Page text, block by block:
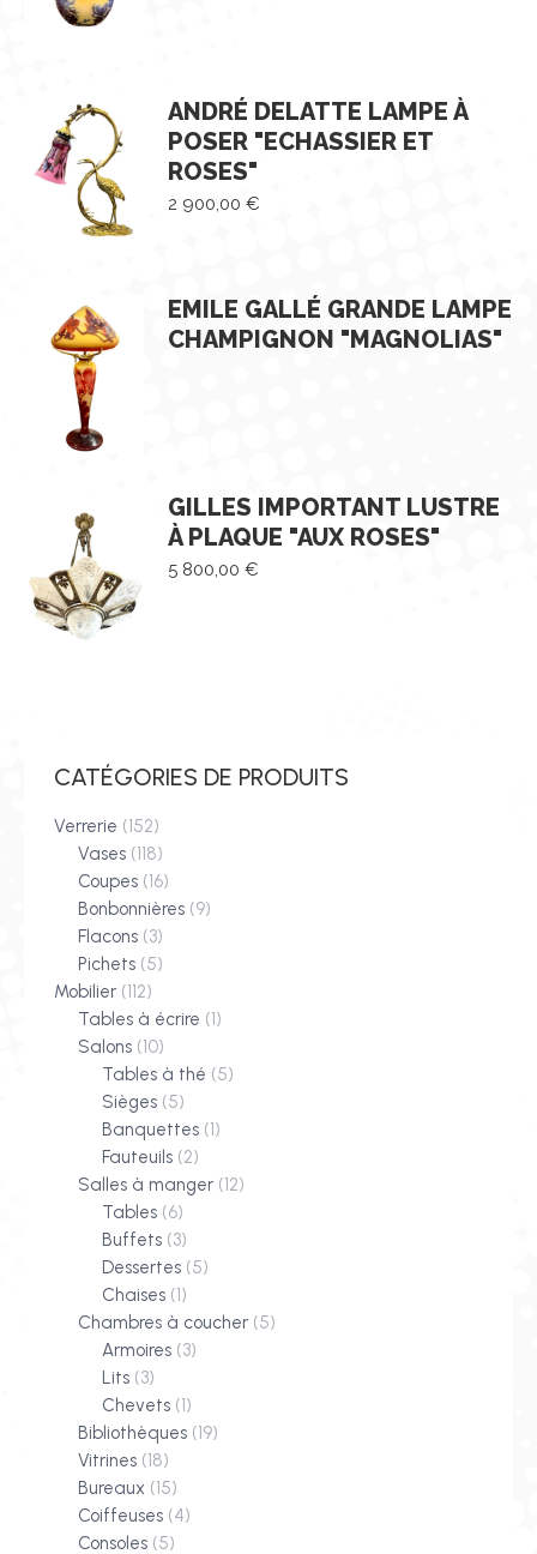
ANDRÉ DELATTE LAMPE À
POSER "ECHASSIER ET
ROSES"
2 900,00 €
EMILE GALLÉ GRANDE LAMPE
CHAMPIGNON "MAGNOLIAS"
GILLES IMPORTANT LUSTRE
À PLAQUE "AUX ROSES"
5 800,00 €
CATÉGORIES DE PRODUITS
Verrerie (152)
Vases (118)
Coupes (16)
Bonbonnières (9)
Flacons (3)
Pichets (5)
Mobilier (112)
Tables à écrire (1)
Salons (10)
Tables à thé (5)
Sièges (5)
Banquettes (1)
Fauteuils (2)
Salles à manger (12)
Tables (6)
Buffets (3)
Dessertes (5)
Chaises (1)
Chambres à coucher (5)
Armoires (3)
Lits (3)
Chevets (1)
Bibliothèques (19)
Vitrines (18)
Bureaux (15)
Coiffeuses (4)
Consoles (5)